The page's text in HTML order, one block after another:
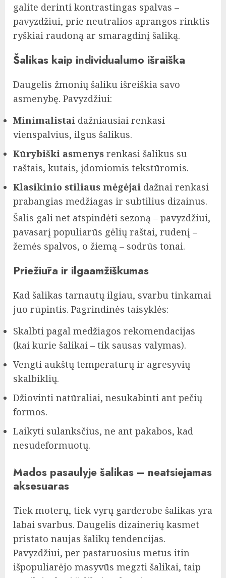
galite derinti kontrastingas spalvas –
pavyzdžiui, prie neutralios aprangos rinktis
ryškiai raudoną ar smaragdinį šaliką.
Šalikas kaip individualumo išraiška
Daugelis žmonių šaliku išreiškia savo
asmenybę. Pavyzdžiui:
Minimalistai dažniausiai renkasi
vienspalvius, ilgus šalikus.
Kūrybiški asmenys renkasi šalikus su
raštais, kutais, įdomiomis tekstūromis.
Klasikinio stiliaus mėgėjai dažnai renkasi
prabangias medžiagas ir subtilius dizainus.
Šalis gali net atspindėti sezoną – pavyzdžiui,
pavasarį populiarūs gėlių raštai, rudenį –
žemės spalvos, o žiemą – sodrūs tonai.
Priežiūra ir ilgaamžiškumas
Kad šalikas tarnautų ilgiau, svarbu tinkamai
juo rūpintis. Pagrindinės taisyklės:
Skalbti pagal medžiagos rekomendacijas
(kai kurie šalikai – tik sausas valymas).
Vengti aukštų temperatūrų ir agresyvių
skalbiklių.
Džiovinti natūraliai, nesukabinti ant pečių
formos.
Laikyti sulanksčius, ne ant pakabos, kad
nesudeformuotų.
Mados pasaulyje šalikas – neatsiejamas
aksesuaras
Tiek moterų, tiek vyrų garderobe šalikas yra
labai svarbus. Daugelis dizainerių kasmet
pristato naujas šalikų tendencijas.
Pavyzdžiui, per pastaruosius metus itin
išpopuliarėjo masyvūs megzti šalikai, taip